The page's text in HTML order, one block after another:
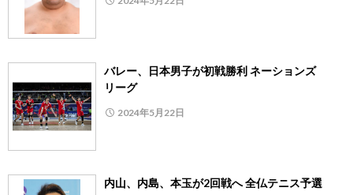
バレー、日本男子が初戦勝利 ネーションズ
リーグ
2024年5月22日
内山、内島、本玉が2回戦へ 全仏テニス予選